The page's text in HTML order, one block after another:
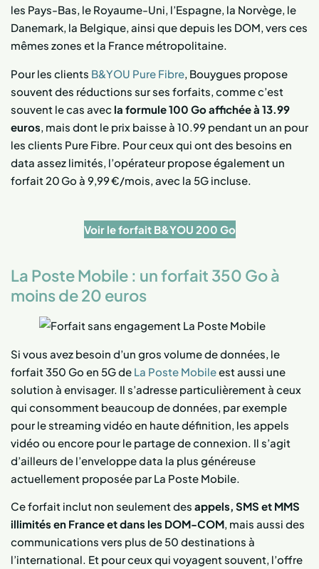
les Pays-Bas, le Royaume-Uni, l’Espagne, la Norvège, le
Danemark, la Belgique, ainsi que depuis les DOM, vers ces
mêmes zones et la France métropolitaine.
Pour les clients B&YOU Pure Fibre , Bouygues propose
souvent des réductions sur ses forfaits, comme c’est
souvent le cas avec la formule 100 Go affichée à 13.99
euros , mais dont le prix baisse à 10.99 pendant un an pour
les clients Pure Fibre. Pour ceux qui ont des besoins en
data assez limités, l’opérateur propose également un
forfait 20 Go à 9,99 €/mois, avec la 5G incluse.
Voir le forfait B&YOU 200 Go
La Poste Mobile : un forfait 350 Go à
moins de 20 euros
Si vous avez besoin d’un gros volume de données, le
forfait 350 Go en 5G de La Poste Mobileest aussi une
solution à envisager. Il s’adresse particulièrement à ceux
qui consomment beaucoup de données, par exemple
pour le streaming vidéo en haute définition, les appels
vidéo ou encore pour le partage de connexion. Il s’agit
d’ailleurs de l’enveloppe data la plus généreuse
actuellement proposée par La Poste Mobile.
Ce forfait inclut non seulement des appels, SMS et MMS
illimités en France et dans les DOM-COM, mais aussi des
communications vers plus de 50 destinations à
l’international. Et pour ceux qui voyagent souvent, l’offre